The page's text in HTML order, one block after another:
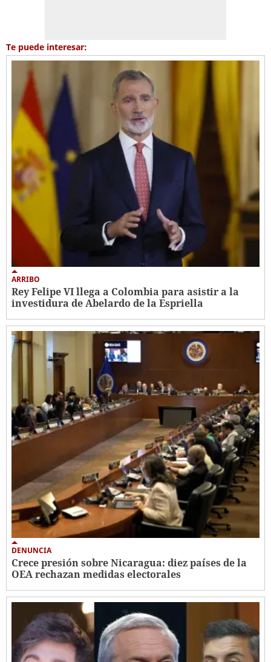
Te puede interesar:
ARRIBO
Rey Felipe VI llega a Colombia para asistir a la
investidura de Abelardo de la Espriella
DENUNCIA
Crece presión sobre Nicaragua: diez países de la
OEA rechazan medidas electorales